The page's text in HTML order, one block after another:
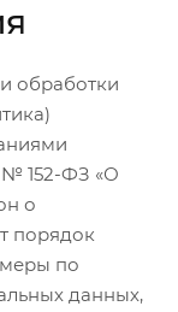
обработки
№ 152-ФЗ «О
о
порядок
по
данных,